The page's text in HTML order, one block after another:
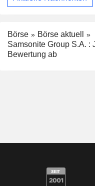
Börse
Börse aktuell
Samsonite Group S.A. :
Bewertung ab